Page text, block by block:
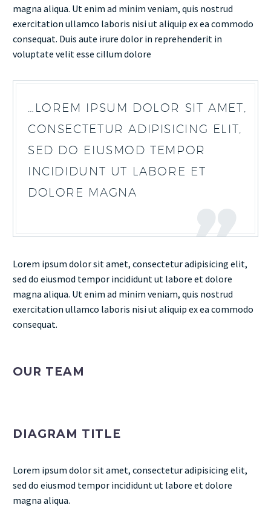
magna aliqua. Ut enim ad minim veniam, quis nostrud
exercitation ullamco laboris nisi ut aliquip ex ea commodo
consequat. Duis aute irure dolor in reprehenderit in
voluptate velit esse cillum dolore
…LOREM IPSUM DOLOR SIT AMET,
CONSECTETUR ADIPISICING ELIT,
SED DO EIUSMOD TEMPOR
INCIDIDUNT UT LABORE ET
DOLORE MAGNA
Lorem ipsum dolor sit amet, consectetur adipisicing elit,
sed do eiusmod tempor incididunt ut labore et dolore
magna aliqua. Ut enim ad minim veniam, quis nostrud
exercitation ullamco laboris nisi ut aliquip ex ea commodo
consequat.
OUR TEAM
DIAGRAM TITLE
Lorem ipsum dolor sit amet, consectetur adipisicing elit,
sed do eiusmod tempor incididunt ut labore et dolore
magna aliqua.